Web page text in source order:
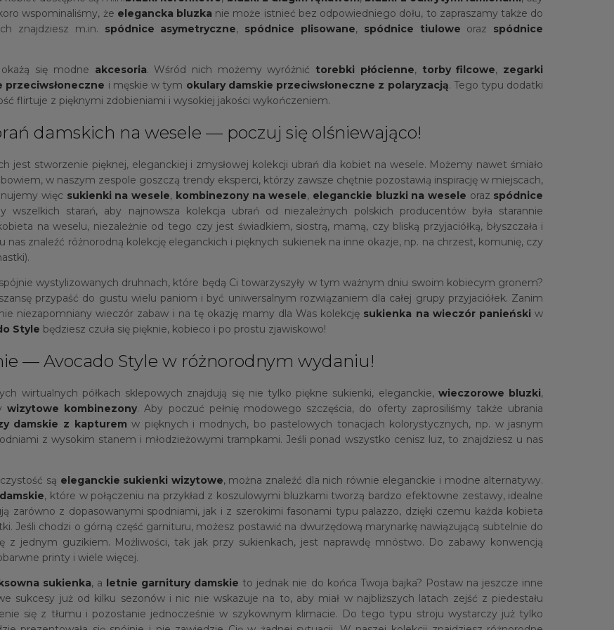
wspominaliśmy, że elegancka bluzka nie może istnieć bez odpowiedniego dołu, to zapraszamy także do
znajdziesz m.in. spódnice asymetryczne, spódnice plisowane, spódnice tiulowe oraz spódnice
się modne akcesoria. Wśród nich możemy wyróżnić torebki płócienne, torby filcowe, zegarki
przeciwsłoneczne i męskie w tym okulary damskie przeciwsłoneczne z polaryzacją. Tego typu dodatki
flirtuje z pięknymi zdobieniami i wysokiej jakości wykończeniem.
damskich na wesele — poczuj się olśniewająco!
jest stworzenie pięknej, eleganckiej i zmysłowej kolekcji ubrań dla kobiet na wesele. Możemy nawet śmiało
w naszym zespole goszczą trendy eksperci, którzy zawsze chętnie pozostawią inspirację w miejscach,
więc sukienki na wesele, kombinezony na wesele, eleganckie bluzki na wesele oraz spódnice
wszelkich starań, aby najnowsza kolekcja ubrań od niezależnych polskich producentów była starannie
na weselu, niezależnie od tego czy jest świadkiem, siostrą, mamą, czy bliską przyjaciółką, błyszczała i
znaleźć różnorodną kolekcję eleganckich i pięknych sukienek na inne okazje, np. na chrzest, komunię, czy
wystylizowanych druhnach, które będą Ci towarzyszyły w tym ważnym dniu swoim kobiecym gronem?
przypaść do gustu wielu paniom i być uniwersalnym rozwiązaniem dla całej grupy przyjaciółek. Zanim
niezapomniany wieczór zabaw i na tę okazję mamy dla Was kolekcję sukienka na wieczór panieńskiw
Style będziesz czuła się pięknie, kobieco i po prostu zjawiskowo!
— Avocado Style w różnorodnym wydaniu!
wirtualnych półkach sklepowych znajdują się nie tylko piękne sukienki, eleganckie, wieczorowe bluzki,
wizytowe kombinezony. Aby poczuć pełnię modowego szczęścia, do oferty zaprosiliśmy także ubrania
damskie z kapturem w pięknych i modnych, bo pastelowych tonacjach kolorystycznych, np. w jasnym
z wysokim stanem i młodzieżowymi trampkami. Jeśli ponad wszystko cenisz luz, to znajdziesz u nas
są eleganckie sukienki wizytowe, można znaleźć dla nich równie eleganckie i modne alternatywy.
, które w połączeniu na przykład z koszulowymi bluzkami tworzą bardzo efektowne zestawy, idealne
zarówno z dopasowanymi spodniami, jak i z szerokimi fasonami typu palazzo, dzięki czemu każda kobieta
Jeśli chodzi o górną część garnituru, możesz postawić na dwurzędową marynarkę nawiązującą subtelnie do
z jednym guzikiem. Możliwości, tak jak przy sukienkach, jest naprawdę mnóstwo. Do zabawy konwencją
printy i wiele więcej.
sukienka, a letnie garnitury damskie to jednak nie do końca Twoja bajka? Postaw na jeszcze inne
sukcesy już od kilku sezonów i nic nie wskazuje na to, aby miał w najbliższych latach zejść z piedestału
się z tłumu i pozostanie jednocześnie w szykownym klimacie. Do tego typu stroju wystarczy już tylko